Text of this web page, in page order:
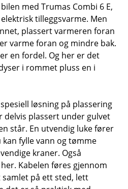
med Trumas Combi 6 E,
tilleggsvarme. Men
plassert varmeren foran
varme foran og mindre bak.
en fordel. Og her er det
i rommet pluss en i
løsning på plassering
delvis plassert under gulvet
står. En utvendig luke fører
fylle vann og tømme
kraner. Også
Kabelen føres gjennom
samlet på ett sted, lett